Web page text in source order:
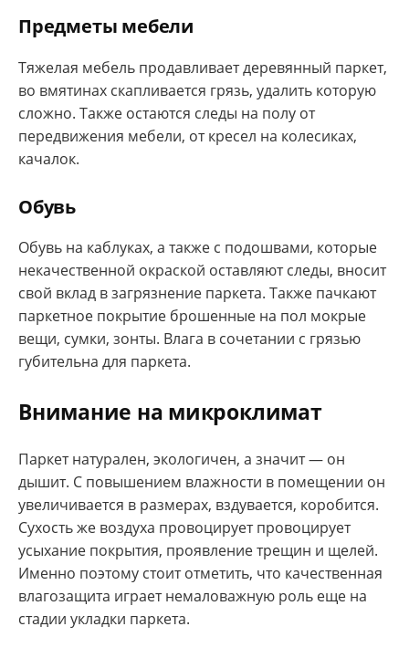
Предметы мебели
Тяжелая мебель продавливает деревянный паркет,
во вмятинах скапливается грязь, удалить которую
сложно. Также остаются следы на полу от
передвижения мебели, от кресел на колесиках,
качалок.
Обувь
Обувь на каблуках, а также с подошвами, которые
некачественной окраской оставляют следы, вносит
свой вклад в загрязнение паркета. Также пачкают
паркетное покрытие брошенные на пол мокрые
вещи, сумки, зонты. Влага в сочетании с грязью
губительна для паркета.
Внимание на микроклимат
Паркет натурален, экологичен, а значит — он
дышит. С повышением влажности в помещении он
увеличивается в размерах, вздувается, коробится.
Сухость же воздуха провоцирует провоцирует
усыхание покрытия, проявление трещин и щелей.
Именно поэтому стоит отметить, что качественная
влагозащита играет немаловажную роль еще на
стадии укладки паркета.